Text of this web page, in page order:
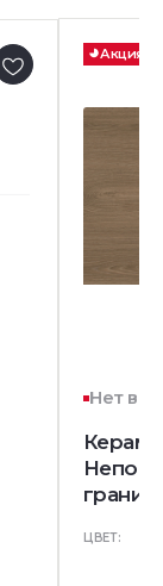
Акция
Нет в
гранит)
ЦВЕТ: